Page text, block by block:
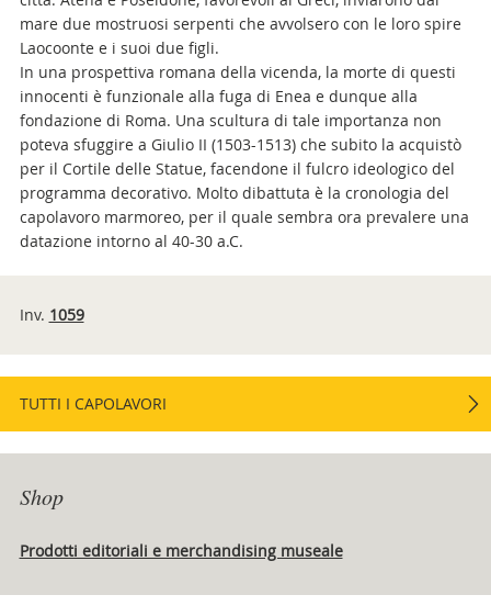
mare due mostruosi serpenti che avvolsero con le loro spire
Laocoonte e i suoi due figli.
In una prospettiva romana della vicenda, la morte di questi
innocenti è funzionale alla fuga di Enea e dunque alla
fondazione di Roma. Una scultura di tale importanza non
poteva sfuggire a Giulio II (1503-1513) che subito la acquistò
per il Cortile delle Statue, facendone il fulcro ideologico del
programma decorativo. Molto dibattuta è la cronologia del
capolavoro marmoreo, per il quale sembra ora prevalere una
datazione intorno al 40-30 a.C.
Inv. 1059
TUTTI I CAPOLAVORI
Shop
Prodotti editoriali e merchandising museale